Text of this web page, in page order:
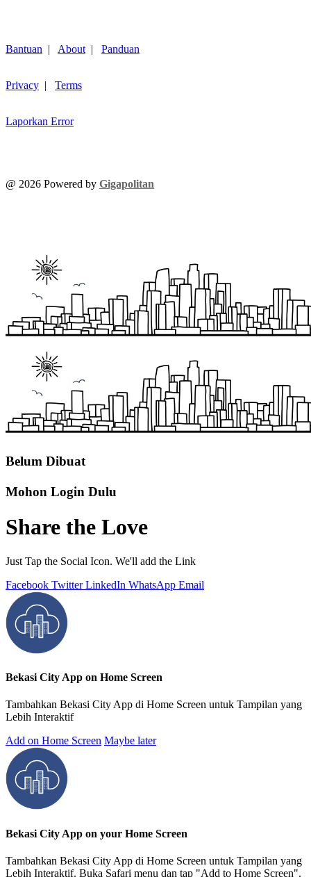
Bantuan | About | Panduan
Privacy | Terms
Laporkan Error
@ 2026 Powered by Gigapolitan
Belum Dibuat
Mohon Login Dulu
Share the Love
Just Tap the Social Icon. We'll add the Link
Facebook Twitter LinkedIn WhatsApp Email
Bekasi City App on Home Screen
Tambahkan Bekasi City App di Home Screen untuk Tampilan yang
Lebih Interaktif
Add on Home Screen Maybe later
Bekasi City App on your Home Screen
Tambahkan Bekasi City App di Home Screen untuk Tampilan yang
Lebih Interaktif. Buka Safari menu dan tap "Add to Home Screen".